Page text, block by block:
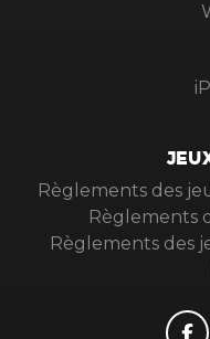
Règlements des
Règlements
Règlements des